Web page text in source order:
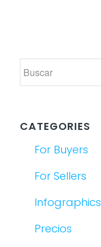
CATEGORIES
For Buyers
For Sellers
Infographics
Precios